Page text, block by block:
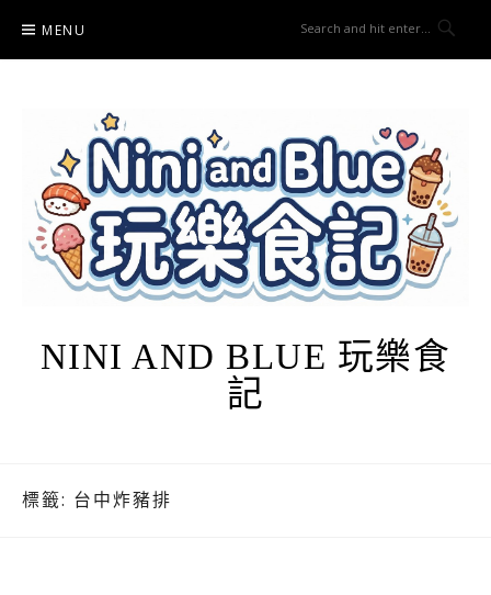
content
MENU
NINI AND BLUE 玩樂食
記
標籤: 台中炸豬排